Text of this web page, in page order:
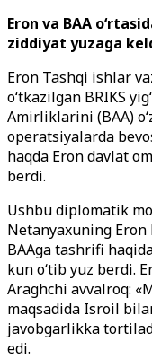
Eron va BAA
ziddiyat yuzaga
Eron Tashqi ishlar
o‘tkazilgan BRIKS
Amirliklarini (BAA)
operatsiyalarda
haqda Eron davlat
berdi.
Ushbu diplomatik
Netanyaxuning
BAAga tashrifi
kun o‘tib yuz berdi.
Araghchi avvalroq:
maqsadida Isroil
javobgarlikka
edi.